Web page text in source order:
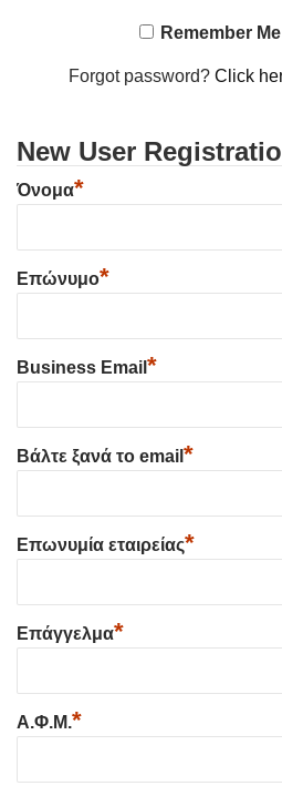
Remember Me
Forgot password?Click
New User
Όνομα*
Επώνυμο*
Business Email *
Βάλτε ξανά το email *
Επωνυμία εταιρείας*
Επάγγελμα*
Α.Φ.Μ.*